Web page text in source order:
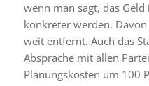
wenn man sagt, das
konkreter werden.
weit entfernt. Auch das
Absprache mit allen
Planungskosten um 100